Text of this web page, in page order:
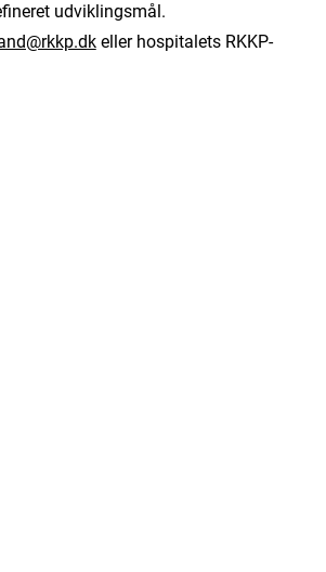
udviklingsmål.
eller hospitalets RKKP-